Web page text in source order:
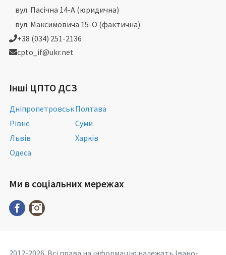
вул. Пасічна 14-А (юридична)
вул. Максимовича 15-О (фактична)
+38 (034) 251-2136
cpto_if@ukr.net
Інші ЦПТО ДСЗ
ДніпропетровськПолтава
Рівне
Суми
Львів
Харків
Одеса
Ми в соціальних мережах
2012-2026. Всі права на інформацію належать Івано-